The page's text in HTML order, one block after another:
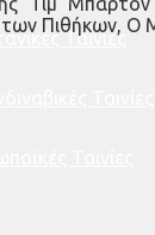
Ταινίες
Πιθήκων, Ο